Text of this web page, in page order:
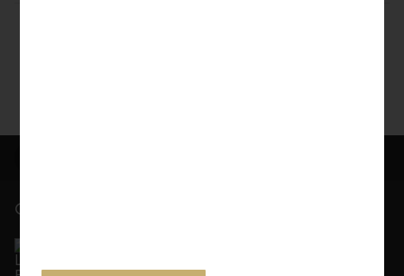
Gerne für Sie da